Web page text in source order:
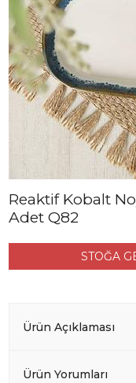
Reaktif Kobalt
Adet Q82
STOĞA
Ürün Açıklaması
Ürün Yorumları